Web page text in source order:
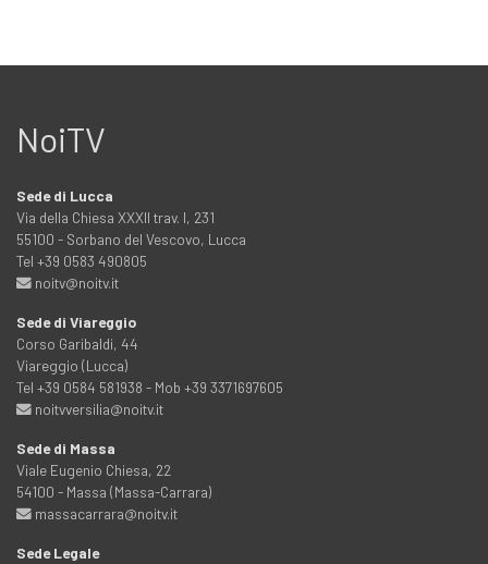
NoiTV
Sede di Lucca
Via della Chiesa XXXII trav. I, 231
55100 - Sorbano del Vescovo, Lucca
Tel +39 0583 490805
noitv@noitv.it
Sede di Viareggio
Corso Garibaldi, 44
Viareggio (Lucca)
Tel +39 0584 581938 - Mob +39 3371697605
noitvversilia@noitv.it
Sede di Massa
Viale Eugenio Chiesa, 22
54100 - Massa (Massa-Carrara)
massacarrara@noitv.it
Sede Legale